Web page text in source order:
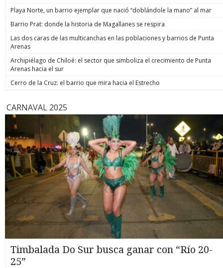
Playa Norte, un barrio ejemplar que nació “doblándole la mano” al mar
Barrio Prat: donde la historia de Magallanes se respira
Las dos caras de las multicanchas en las poblaciones y barrios de Punta
Arenas
Archipiélago de Chiloé: el sector que simboliza el crecimiento de Punta
Arenas hacia el sur
Cerro de la Cruz: el barrio que mira hacia el Estrecho
CARNAVAL 2025
Timbalada Do Sur busca ganar con “Río 20-
25”